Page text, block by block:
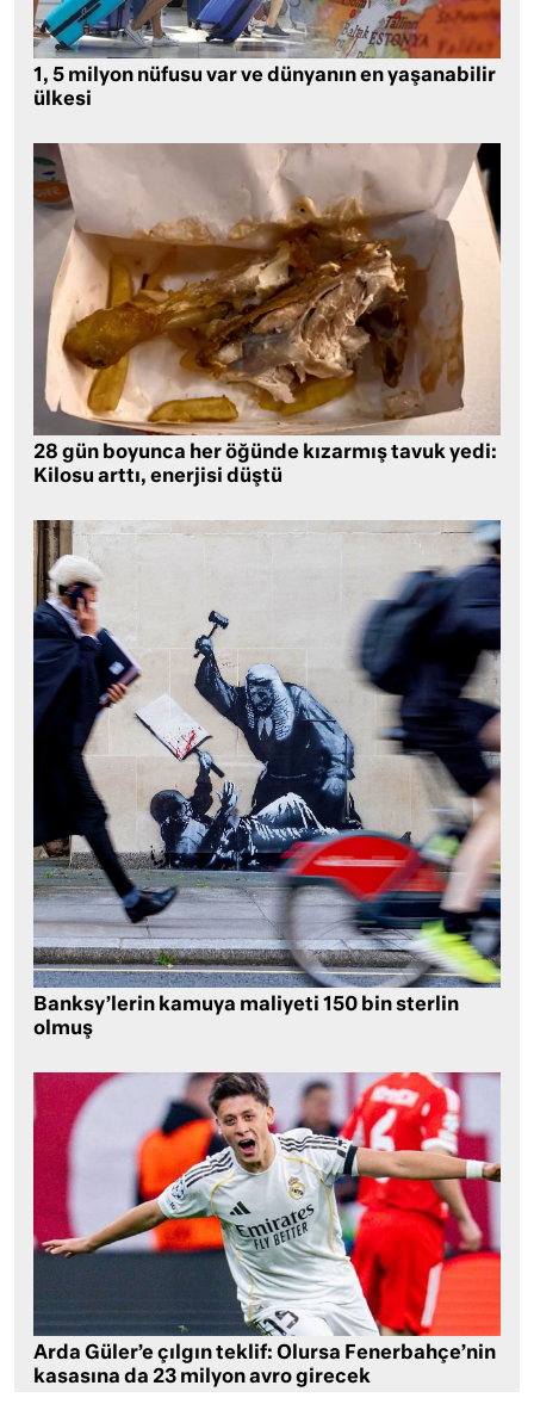
1, 5 milyon nüfusu var ve dünyanın en yaşanabilir
ülkesi
28 gün boyunca her öğünde kızarmış tavuk yedi:
Kilosu arttı, enerjisi düştü
Banksy’lerin kamuya maliyeti 150 bin sterlin
olmuş
Arda Güler’e çılgın teklif: Olursa Fenerbahçe’nin
kasasına da 23 milyon avro girecek